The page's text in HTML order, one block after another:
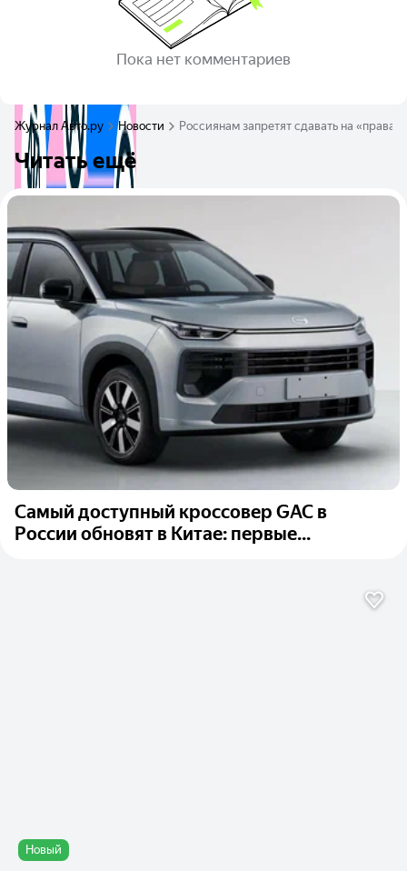
Пока нет комментариев
Журнал Авто.ру Новости Россиянам запретят сдавать на
Читать ещё
Самый доступный кроссовер GAC в
России обновят в Китае: первые...
Новый